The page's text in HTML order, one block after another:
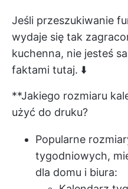
Jeśli przeszukiwanie
wydaje się tak
kuchenna, nie jesteś
faktami tutaj. ⬇️
**Jakiego rozmiaru
użyć do druku?
Popularne
tygodniowych,
dla domu i biura: